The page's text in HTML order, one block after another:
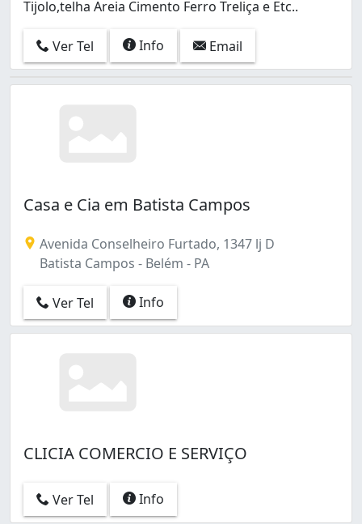
Tijolo,telha Areia Cimento Ferro Treliça e Etc..
Ver Tel Info Email
Casa e Cia em Batista Campos
Avenida Conselheiro Furtado, 1347 lj D
Batista Campos - Belém - PA
Ver Tel Info
CLICIA COMERCIO E SERVIÇO
Ver Tel Info